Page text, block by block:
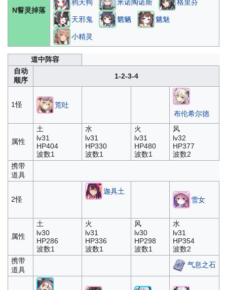
N誓灵掉落
鸦天狗 米诺陶诺斯 格里芬
天邪鬼 魍魉 魑魅
小精灵
道中阵容
自动
顺序
1-2-3-4
1怪
荒吐
布伦希尔德
属性
土
lv31
HP404
波数1
水
lv31
HP330
波数1
火
lv31
HP480
波数1
风
lv32
HP377
波数2
携带
道具
2怪
迦具土
雪女
属性
土
lv30
HP286
波数1
火
lv31
HP336
波数1
风
lv30
HP298
波数1
水
lv31
HP354
波数2
携带
道具
气息之石